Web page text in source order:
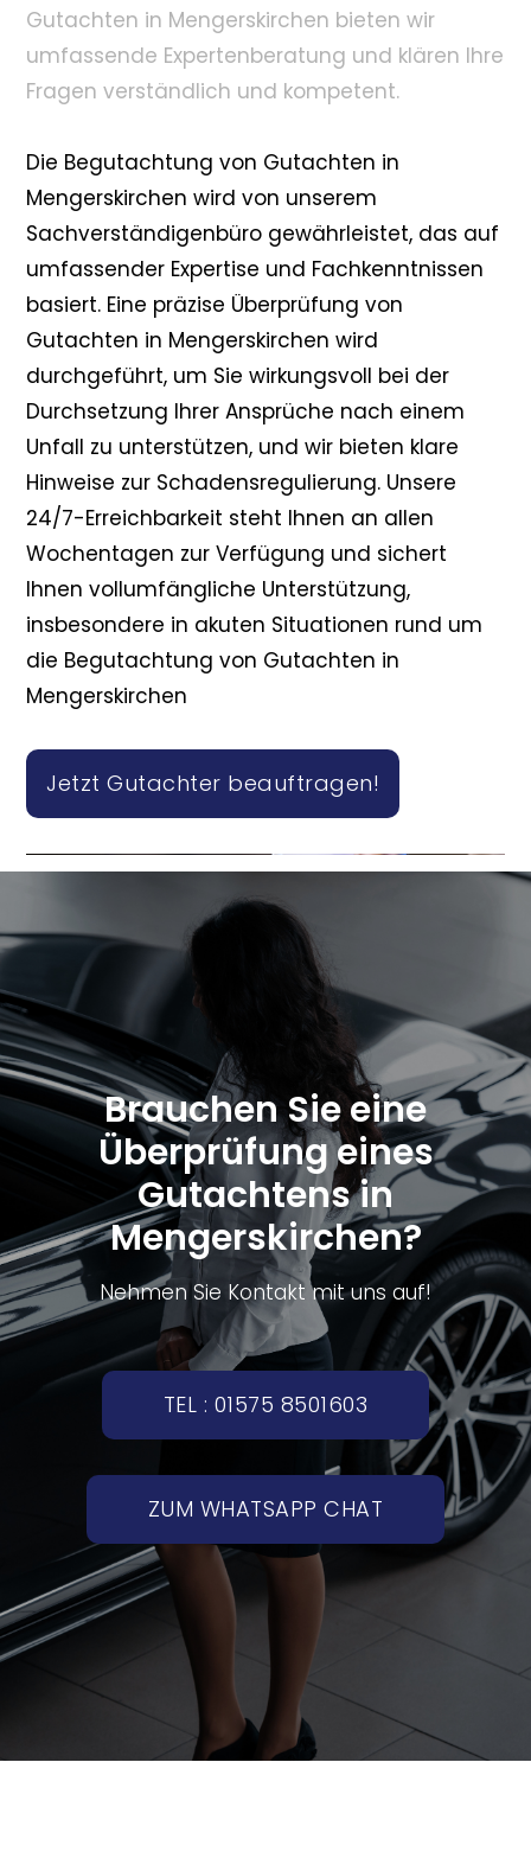
Gutachten in Mengerskirchen bieten wir
umfassende Expertenberatung und klären Ihre
Fragen verständlich und kompetent.
Die Begutachtung von Gutachten in
Mengerskirchen wird von unserem
Sachverständigenbüro gewährleistet, das auf
umfassender Expertise und Fachkenntnissen
basiert. Eine präzise Überprüfung von
Gutachten in Mengerskirchen wird
durchgeführt, um Sie wirkungsvoll bei der
Durchsetzung Ihrer Ansprüche nach einem
Unfall zu unterstützen, und wir bieten klare
Hinweise zur Schadensregulierung. Unsere
24/7-Erreichbarkeit steht Ihnen an allen
Wochentagen zur Verfügung und sichert
Ihnen vollumfängliche Unterstützung,
insbesondere in akuten Situationen rund um
die Begutachtung von Gutachten in
Mengerskirchen
Jetzt Gutachter beauftragen!
Brauchen Sie eine
Überprüfung eines
Gutachtens in
Mengerskirchen?
Nehmen Sie Kontakt mit uns auf!
TEL : 01575 8501603
ZUM WHATSAPP CHAT